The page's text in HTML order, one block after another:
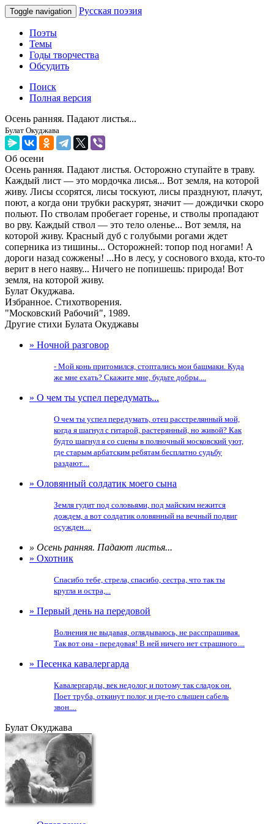
Toggle navigation Русская поэзия
Поэты
Темы
Годы творчества
Обсудить
Поиск
Полная версия
Осень ранняя. Падают листья...
Булат Окуджава
Об осени
Осень ранняя. Падают листья. Осторожно ступайте в траву.
Каждый лист — это мордочка лисья... Вот земля, на которой
живу. Лисы ссорятся, лисы тоскуют, лисы празднуют, плачут,
поют, а когда они трубки раскурят, значит — дождички скоро
польют. По стволам пробегает горенье, и стволы пропадают
во рву. Каждый ствол — это тело оленье... Вот земля, на
которой живу. Красный дуб с голубыми рогами ждет
соперника из тишины... Осторожней: топор под ногами! А
дороги назад сожжены! ...Но в лесу, у соснового входа, кто-то
верит в него наяву... Ничего не попишешь: природа! Вот
земля, на которой живу.
Булат Окуджава.
Избранное. Стихотворения.
"Московский Рабочий", 1989.
Другие стихи Булата Окуджавы
» Ночной разговор
- Мой конь притомился, стоптались мои башмаки. Куда
же мне ехать? Скажите мне, будьте добры....
» О чем ты успел передумать...
О чем ты успел передумать, отец расстрелянный мой,
когда я шагнул с гитарой, растерянный, но живой? Как
будто шагнул я со сцены в полночный московский уют,
где старым арбатским ребятам бесплатно судьбу
раздают....
» Оловянный солдатик моего сына
Земля гудит под соловьями, под майским нежится
дождем, а вот солдатик оловянный на вечный подвиг
осужден....
» Осень ранняя. Падают листья...
» Охотник
Спасибо тебе, стрела, спасибо, сестра, что так ты
кругла и остра,...
» Первый день на передовой
Волнения не выдавая, оглядываюсь, не расспрашивая.
Так вот она - передовая! В ней ничего нет страшного....
» Песенка кавалергарда
Кавалергарды, век недолог, и потому так сладок он.
Поет труба, откинут полог, и где-то слышен сабель
звон....
Булат Окуджава